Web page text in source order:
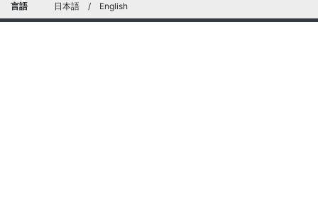
言語 日本語 / English